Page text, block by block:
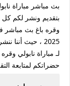
بث مباشر مباراة
بتقديم ونشر لكم
2025 ، حيث
حضراتكم لمتابعة